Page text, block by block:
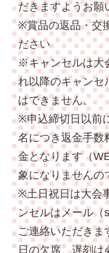
だきますようお願
※賞品の返品・交
ださい
※キャンセルは大
れ以降のキャンセ
はできません。
※申込締切日以前
名につき返金手数
金となります（
象になりませんの
※土日祝日は大会
ンセルはメール（
ご連絡いただきま
日の欠席、遅刻は